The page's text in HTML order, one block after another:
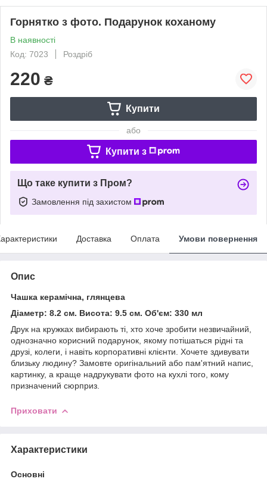
Горнятко з фото. Подарунок коханому
В наявності
Код: 7023
Роздріб
220 ₴
Купити
або
Купити з
Що таке купити з Пром?
Замовлення під захистом
Доставка Оплата Умови повернення
Опис
Чашка керамічна, глянцева
Діаметр: 8.2 см. Висота: 9.5 см. Об'єм: 330 мл
Друк на кружках вибирають ті, хто хоче зробити незвичайний,
однозначно корисний подарунок, якому потішаться рідні та
друзі, колеги, і навіть корпоративні клієнти. Хочете здивувати
близьку людину? Замовте оригінальний або пам'ятний напис,
картинку, а краще надрукувати фото на кухлі того, кому
призначений сюрприз.
Приховати
Характеристики
Основні